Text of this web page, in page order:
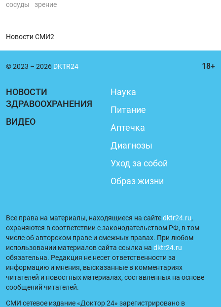
сосуды зрение
Новости СМИ2
© 2023 – 2026 DKTR24
НОВОСТИ
ЗДРАВООХРАНЕНИЯ
ВИДЕО
Наука
Питание
Аптечка
Диагнозы
Уход за собой
Образ жизни
Все права на материалы, находящиеся на сайтеdktr24.ru,
охраняются в соответствии с законодательством РФ, в том
числе об авторском праве и смежных правах. При любом
использовании материалов сайта ссылка на dktr24.ru
обязательна. Редакция не несет ответственности за
информацию и мнения, высказанные в комментариях
читателей и новостных материалах, составленных на основе
сообщений читателей.
СМИ сетевое издание «Доктор 24» зарегистрировано в